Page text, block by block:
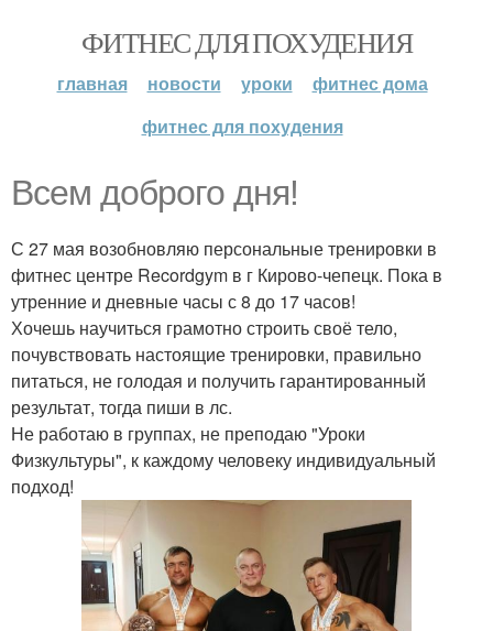
ФИТНЕС ДЛЯ ПОХУДЕНИЯ
главная новости уроки
фитнес дома
фитнес для похудения
Всем доброго дня!
С 27 мая возобновляю персональные тренировки в
фитнес центре Recordgym в г Кирово-чепецк. Пока в
утренние и дневные часы с 8 до 17 часов!
Хочешь научиться грамотно строить своё тело,
почувствовать настоящие тренировки, правильно
питаться, не голодая и получить гарантированный
результат, тогда пиши в лс.
Не работаю в группах, не преподаю "Уроки
Физкультуры", к каждому человеку индивидуальный
подход!